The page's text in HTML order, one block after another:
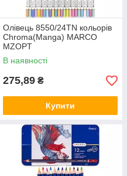
Олівець 8550/24TN кольорів
Chroma(Manga) MARCO
MZOPT
В наявності
275,89 ₴
Купити